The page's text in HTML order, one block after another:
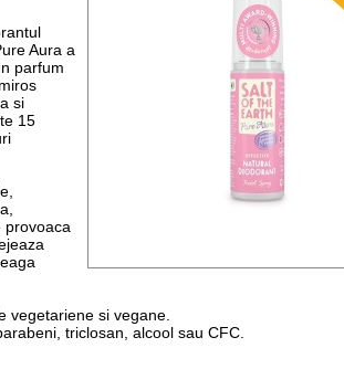
Aura a
parfum
si
15
provoaca
vegetariene si vegane.
triclosan, alcool sau CFC.